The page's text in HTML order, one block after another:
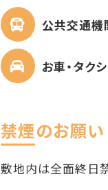
公共交通機
お車・タク
禁煙のお願い
敷地内は全面終日